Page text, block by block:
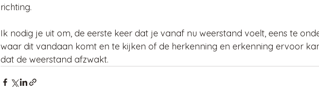
richting.
Ik nodig je uit om, de eerste keer dat je vanaf nu weerstand voelt, eens te
waar dit vandaan komt en te kijken of de herkenning en erkenning ervoor
dat de weerstand afzwakt.